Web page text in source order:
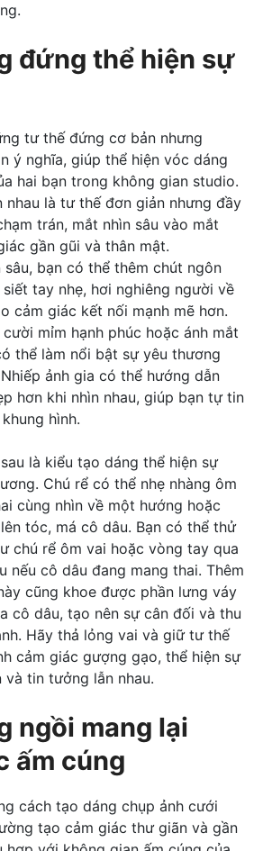
đứng thể hiện sự
tư thế đứng cơ bản nhưng
ý nghĩa, giúp thể hiện vóc dáng
hai bạn trong không gian studio.
nhau là tư thế đơn giản nhưng đầy
trán, mắt nhìn sâu vào mắt
gần gũi và thân mật.
sâu, bạn có thể thêm chút ngôn
tay nhẹ, hơi nghiêng người về
cảm giác kết nối mạnh mẽ hơn.
mỉm hạnh phúc hoặc ánh mắt
thể làm nổi bật sự yêu thương
ảnh gia có thể hướng dẫn
hơn khi nhìn nhau, giúp bạn tự tin
hình.
là kiểu tạo dáng thể hiện sự
Chú rể có thể nhẹ nhàng ôm
cùng nhìn về một hướng hoặc
tóc, má cô dâu. Bạn có thể thử
chú rể ôm vai hoặc vòng tay qua
nếu cô dâu đang mang thai. Thêm
cũng khoe được phần lưng váy
cô dâu, tạo nên sự cân đối và thu
Hãy thả lỏng vai và giữ tư thế
cảm giác gượng gạo, thể hiện sự
và tin tưởng lẫn nhau.
ngồi mang lại
ấm cúng
cách tạo dáng chụp ảnh cưới
tạo cảm giác thư giãn và gần